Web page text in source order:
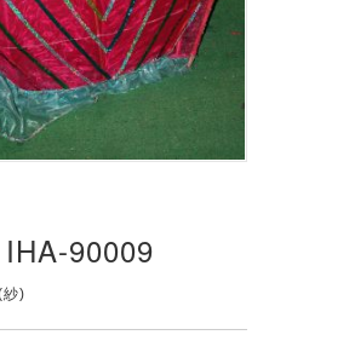
90009
紗)